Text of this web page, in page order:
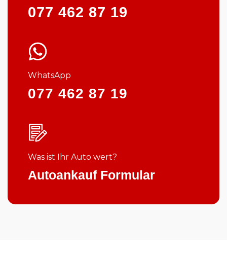
077 462 87 19
WhatsApp
077 462 87 19
Was ist Ihr Auto wert?
Autoankauf Formular